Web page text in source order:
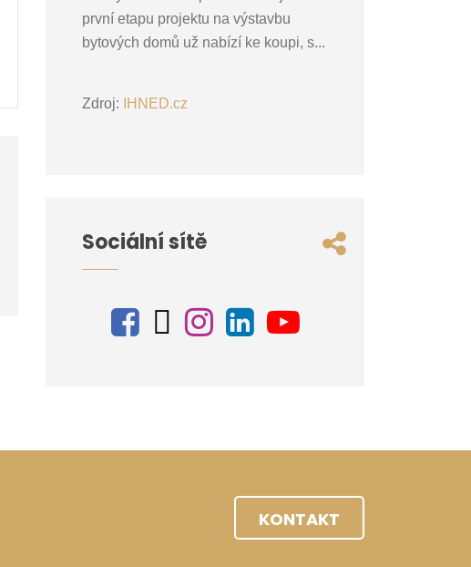
první etapu projektu na výstavbu
bytových domů už nabízí ke koupi, s...
Zdroj: IHNED.cz
Sociální sítě
KONTAKT